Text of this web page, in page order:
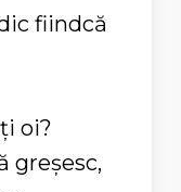
fiindcă
oi?
greşesc,